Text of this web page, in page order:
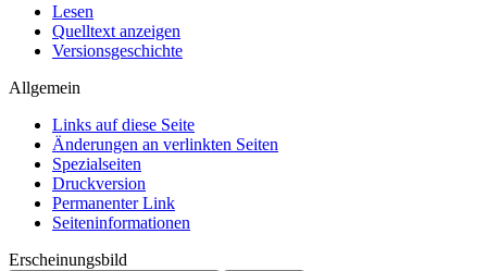
Lesen
Quelltext anzeigen
Versionsgeschichte
Allgemein
Links auf diese Seite
Änderungen an verlinkten Seiten
Spezialseiten
Druckversion
Permanenter Link
Seiten­­informationen
Erscheinungsbild